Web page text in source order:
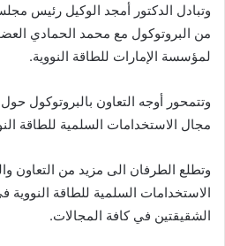
وتبادل الدكتور أمجد الوكيل رئيس
من البروتوكول مع محمد الحمادي
لمؤسسة الإمارات للطاقة النووية.
وتتمحور أوجه التعاون بالبروتوكول
مجال الاستخدامات السلمية للطاقة
وتطلع الطرفان الى مزيد من التعاون
الاستخدامات السلمية للطاقة النووية
الشقيقتين في كافة المجالات.